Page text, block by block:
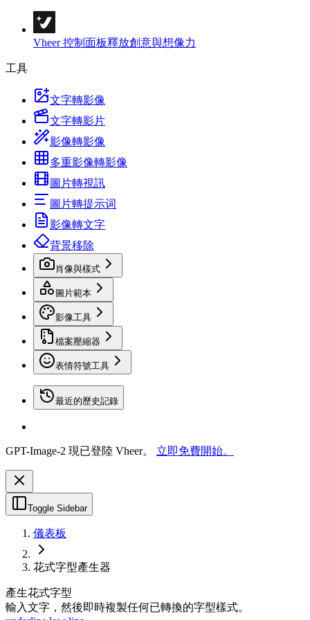
Vheer 控制面板釋放創意與想像力
工具
文字轉影像
文字轉影片
影像轉影像
多重影像轉影像
圖片轉視訊
圖片轉提示词
影像轉文字
背景移除
肖像與樣式
圖片範本
影像工具
檔案壓縮器
表情符號工具
最近的歷史記錄
GPT-Image-2 現已登陸 Vheer。 立即免費開始。
Toggle Sidebar
儀表板
花式字型產生器
產生花式字型
輸入文字，然後即時複製任何已轉換的字型樣式。